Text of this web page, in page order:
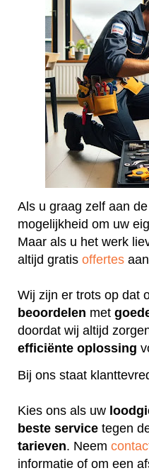
Als u graag zelf aan de
mogelijkheid om uw
Maar als u het werk
altijd gratis offertes
Wij zijn er trots op dat
beoordelen met
doordat wij altijd
efficiënte oplossing
Bij ons staat
Kies ons als uw
beste service tegen
tarieven. Neem
informatie of om een